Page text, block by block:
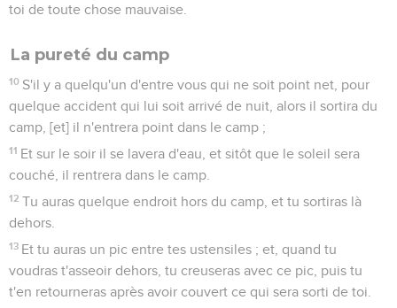
toi de toute chose mauvaise.
La pureté du camp
10 S'il y a quelqu'un d'entre vous qui ne soit point net, pour
quelque accident qui lui soit arrivé de nuit, alors il sortira du
camp, [et] il n'entrera point dans le camp ;
11 Et sur le soir il se lavera d'eau, et sitôt que le soleil sera
couché, il rentrera dans le camp.
12 Tu auras quelque endroit hors du camp, et tu sortiras là
dehors.
13 Et tu auras un pic entre tes ustensiles ; et, quand tu
voudras t'asseoir dehors, tu creuseras avec ce pic, puis tu
t'en retourneras après avoir couvert ce qui sera sorti de toi.